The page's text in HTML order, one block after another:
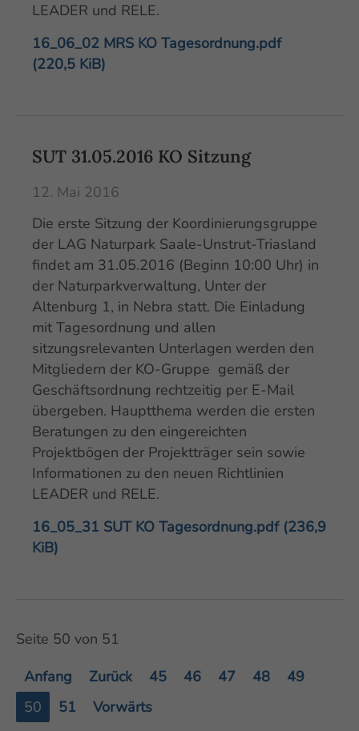
LEADER und RELE.
16_06_02 MRS KO Tagesordnung.pdf
(220,5 KiB)
SUT 31.05.2016 KO Sitzung
12. Mai 2016
Die erste Sitzung der Koordinierungsgruppe
der LAG Naturpark Saale-Unstrut-Triasland
findet am 31.05.2016 (Beginn 10:00 Uhr) in
der Naturparkverwaltung, Unter der
Altenburg 1, in Nebra statt. Die Einladung
mit Tagesordnung und allen
sitzungsrelevanten Unterlagen werden den
Mitgliedern der KO-Gruppe gemäß der
Geschäftsordnung rechtzeitig per E-Mail
übergeben. Hauptthema werden die ersten
Beratungen zu den eingereichten
Projektbögen der Projektträger sein sowie
Informationen zu den neuen Richtlinien
LEADER und RELE.
16_05_31 SUT KO Tagesordnung.pdf (236,9
KiB)
Seite 50 von 51
Anfang
Zurück 45 46 47 48
49
50
51 Vorwärts